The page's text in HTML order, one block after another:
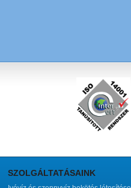
SZOLGÁLTATÁSAINK